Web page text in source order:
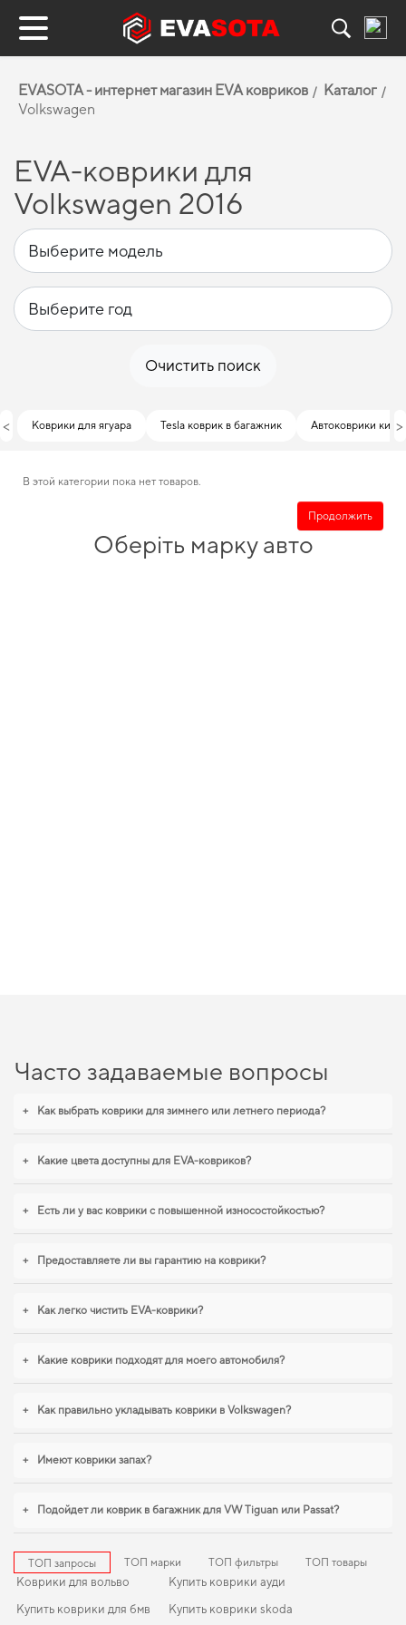
EVASOTA - интернет магазин EVA ковриков
Каталог
Volkswagen
EVA-коврики для
Volkswagen 2016
Очистить поиск
< Коврики для ягуара Tesla коврик в багажник Автоковрики киа >
В этой категории пока нет товаров.
Продолжить
Часто задаваемые вопросы
+ Как выбрать коврики для зимнего или летнего периода?
+ Какие цвета доступны для EVA-ковриков?
+ Есть ли у вас коврики с повышенной износостойкостью?
+ Предоставляете ли вы гарантию на коврики?
+ Как легко чистить EVA-коврики?
+ Какие коврики подходят для моего автомобиля?
+ Как правильно укладывать коврики в Volkswagen?
+ Имеют коврики запах?
+ Подойдет ли коврик в багажник для VW Tiguan или Passat?
ТОП запросы ТОП марки ТОП фильтры ТОП товары
Коврики для вольво
Купить коврики для бмв
Купить коврики ауди
Купить коврики skoda